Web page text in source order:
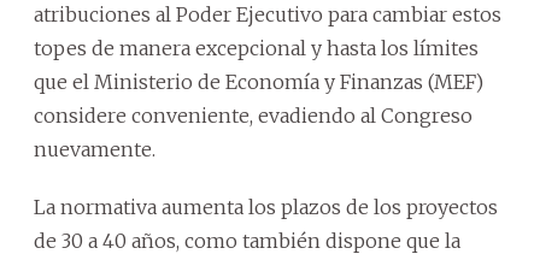
atribuciones al Poder Ejecutivo para cambiar estos
topes de manera excepcional y hasta los límites
que el Ministerio de Economía y Finanzas (MEF)
considere conveniente, evadiendo al Congreso
nuevamente.
La normativa aumenta los plazos de los proyectos
de 30 a 40 años, como también dispone que la